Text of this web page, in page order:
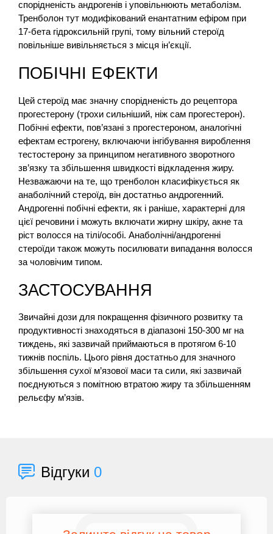
спорідненість андрогенів і уповільнюють метаболізм.
Тренболон тут модифікований енантатним ефіром при
17-бета гідроксильній групі, тому вільний стероїд
повільніше вивільняється з місця ін’єкції.
ПОБІЧНІ ЕФЕКТИ
Цей стероїд має значну спорідненість до рецептора
прогестерону (трохи сильніший, ніж сам прогестерон).
Побічні ефекти, пов’язані з прогестероном, аналогічні
ефектам естрогену, включаючи інгібування вироблення
тестостерону за принципом негативного зворотного
зв’язку та збільшення швидкості відкладення жиру.
Незважаючи на те, що тренболон класифікується як
анаболічний стероїд, він достатньо андрогенний.
Андрогенні побічні ефекти, як і раніше, характерні для
цієї речовини і можуть включати жирну шкіру, акне та
ріст волосся на тілі/особі. Анаболічні/андрогенні
стероїди також можуть посилювати випадання волосся
за чоловічим типом.
ЗАСТОСУВАННЯ
Звичайні дози для покращення фізичного розвитку та
продуктивності знаходяться в діапазоні 150-300 мг на
тиждень, які зазвичай приймаються в протягом 6-10
тижнів поспіль. Цього рівня достатньо для значного
збільшення сухої м’язової маси та сили, які зазвичай
поєднуються з помітною втратою жиру та збільшенням
рельєфу м’язів.
Відгуки 0